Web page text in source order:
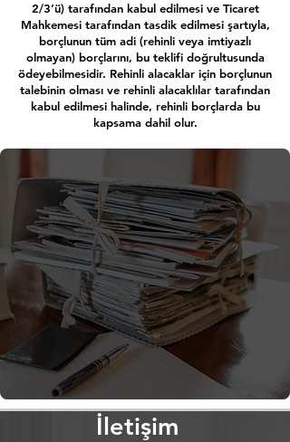
2/3’ü) tarafından kabul edilmesi ve Ticaret
Mahkemesi tarafından tasdik edilmesi şartıyla,
borçlunun tüm adi (rehinli veya imtiyazlı
olmayan) borçlarını, bu teklifi doğrultusunda
ödeyebilmesidir. Rehinli alacaklar için borçlunun
talebinin olması ve rehinli alacaklılar tarafından
kabul edilmesi halinde, rehinli borçlarda bu
kapsama dahil olur.
İletişim